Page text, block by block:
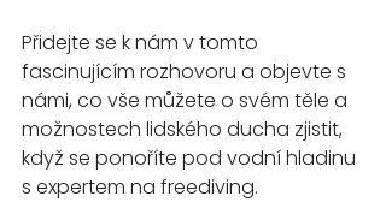
Přidejte se k nám v tomto
fascinujícím rozhovoru a objevte s
námi, co vše můžete o svém těle a
možnostech lidského ducha zjistit,
když se ponoříte pod vodní hladinu
s expertem na freediving.